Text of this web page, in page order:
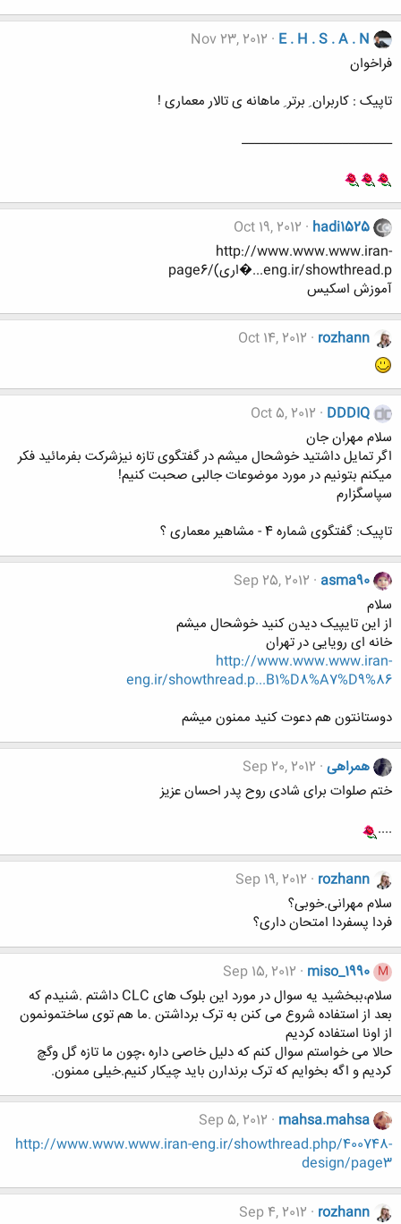
E . H . S . A . N
Nov 23, 2012
فراخوان
تاپیک : کاربران ِ برتر ِ ماهانه ی تالار معماری !
________________________
hadi1525
Oct 19, 2012
http://www.www.www.iran-
eng.ir/showthread.p...�اری)/page6
آموزش اسکیس
rozhann
Oct 14, 2012
DDDIQ
Oct 5, 2012
سلام مهران جان
اگر تمایل داشتید خوشحال میشم در گفتگوی تازه نیزشرکت بفرمائید فکر
میکنم بتونیم در مورد موضوعات جالبی صحبت کنیم!
سپاسگزارم
تاپیک: گفتگوی شماره 4 - مشاهیر معماری ؟
asma90
Sep 25, 2012
سلام
از این تایپیک دیدن کنید خوشحال میشم
خانه ای رویایی در تهران
http://www.www.www.iran-
eng.ir/showthread.p...B1%D8%A7%D9%86
دوستانتون هم دعوت کنید ممنون میشم
همراهی Sep 20, 2012
ختم صلوات برای شادی روح پدر احسان عزیز
....
rozhann
Sep 19, 2012
سلام مهرانی.خوبی؟
فردا پسفردا امتحان داری؟
M
miso_1990
Sep 15, 2012
سلام،ببخشید یه سوال در مورد این بلوک های CLC داشتم .شنیدم که
بعد از استفاده شروع می کنن به ترک برداشتن .ما هم توی ساختمونمون
از اونا استفاده کردیم
حالا می خواستم سوال کنم که دلیل خاصی داره ،چون ما تازه گل وگچ
کردیم و اگه بخوایم که ترک برندارن باید چیکار کنیم.خیلی ممنون.
mahsa.mahsa
Sep 5, 2012
http://www.www.www.iran-eng.ir/showthread.php/400748-
design/page3
rozhann
Sep 4, 2012